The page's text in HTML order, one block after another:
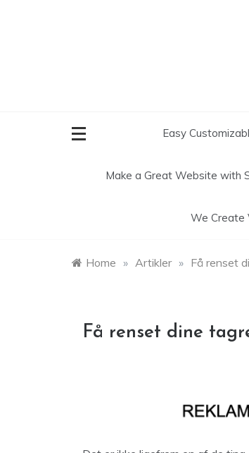
Easy
Make a Great Website with
We Create
Home » Artikler » Få renset
Få renset dine